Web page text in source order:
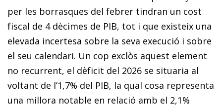
per les borrasques del febrer tindran un cost
fiscal de 4 dècimes de PIB, tot i que existeix una
elevada incertesa sobre la seva execució i sobre
el seu calendari. Un cop exclòs aquest element
no recurrent, el dèficit del 2026 se situaria al
voltant de l’1,7% del PIB, la qual cosa representa
una millora notable en relació amb el 2,1%